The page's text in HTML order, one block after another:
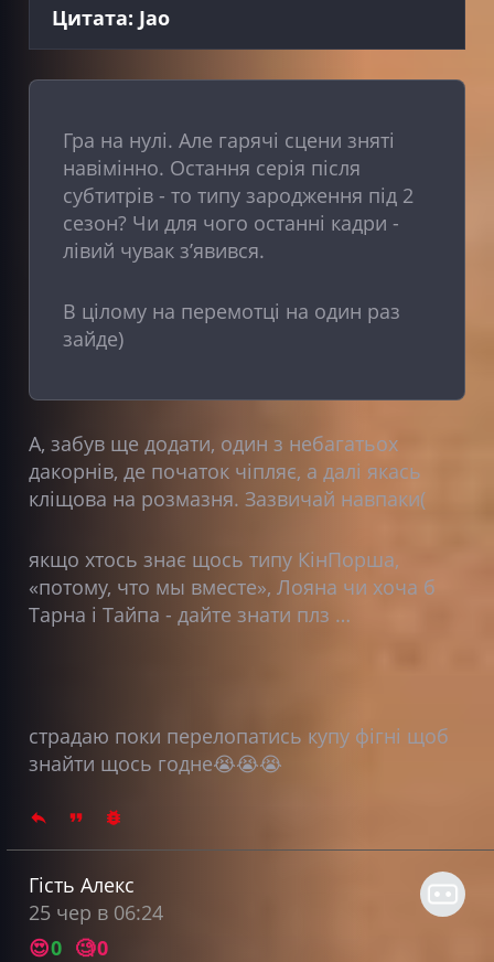
Цитата: Jao
Гра на нулі. Але гарячі сцени зняті
навімінно. Остання серія після
субтитрів - то типу зародження під 2
сезон? Чи для чого останні кадри -
лівий чувак зʼявився.
В цілому на перемотці на один раз
зайде)
A, забув ще додати, один з небагатьох
дакорнів, де початок чіпляє, а далі якась
кліщова на розмазня. Зазвичай навпаки(
якщо хтось знає щось типу КінПорша,
«потому, что мы вместе», Лояна чи хоча б
Тарна і Тайпа - дайте знати плз …
страдаю поки перелопатись купу фігні щоб
знайти щось годне😭😭😭
Гість Алекс
25 чер в 06:24
😍0 🧐0